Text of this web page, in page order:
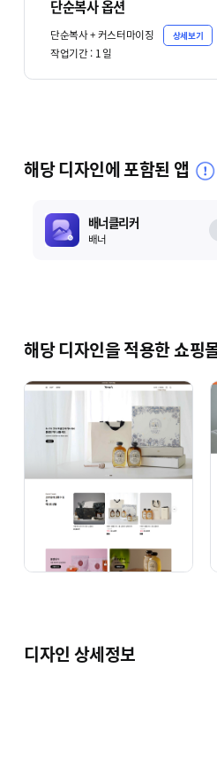
단순복사 옵션
단순복사 + 커스터마이징 상세보기
작업기간 : 1일
해당 디자인에 포함된 앱
배너클리커
배너
해당 디자인을 적용한 쇼핑
디자인 상세정보